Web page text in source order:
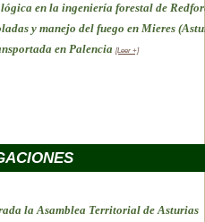
en la ingeniería forestal de
y manejo del fuego en Mieres
en Palencia [Leer +]
la Asamblea Territorial de Asturias